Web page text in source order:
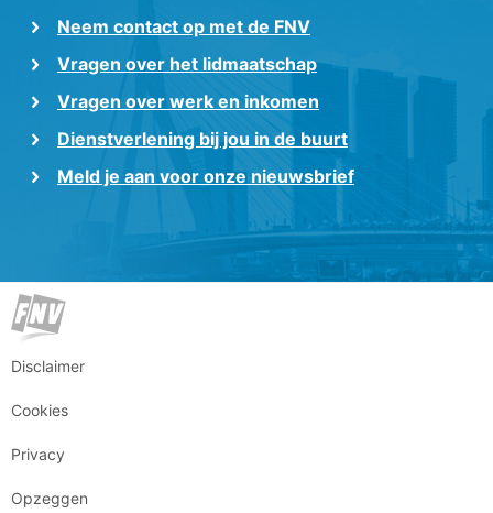
Neem contact op met de FNV
Vragen over het lidmaatschap
Vragen over werk en inkomen
Dienstverlening bij jou in de buurt
Meld je aan voor onze nieuwsbrief
Disclaimer
Cookies
Privacy
Opzeggen